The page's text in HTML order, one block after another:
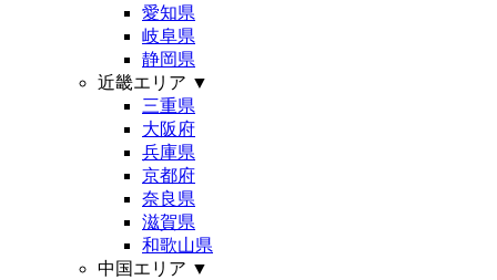
愛知県
岐阜県
静岡県
近畿エリア ▼
三重県
大阪府
兵庫県
京都府
奈良県
滋賀県
和歌山県
中国エリア ▼